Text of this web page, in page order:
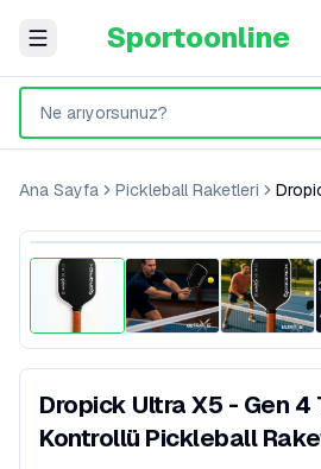
Sportoonline
Ana Sayfa Pickleball Raketleri
%15 İndirim
Dropick Ultra X5 - Gen
Kontrollü Pickleball